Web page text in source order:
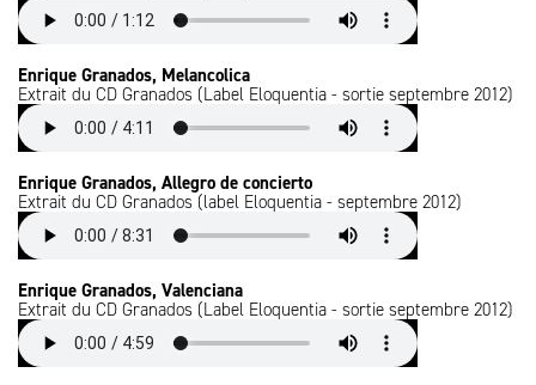
Enrique Granados, Melancolica
Extrait du CD Granados (Label Eloquentia - sortie septembre 2012)
Enrique Granados, Allegro de concierto
Extrait du CD Granados (label Eloquentia - septembre 2012)
Enrique Granados, Valenciana
Extrait du CD Granados (Label Eloquentia - sortie septembre 2012)